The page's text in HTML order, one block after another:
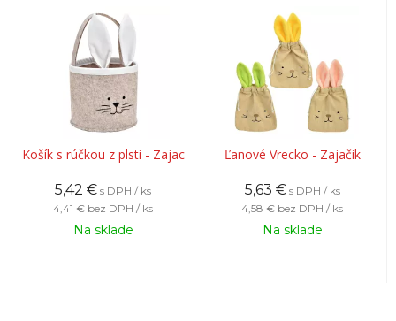
Košík s rúčkou z plsti - Zajac
5,42 € s DPH / ks
4,41 € bez DPH / ks
Na sklade
Ľanové Vrecko - Zajačik
5,63 € s DPH / ks
4,58 € bez DPH / ks
Na sklade